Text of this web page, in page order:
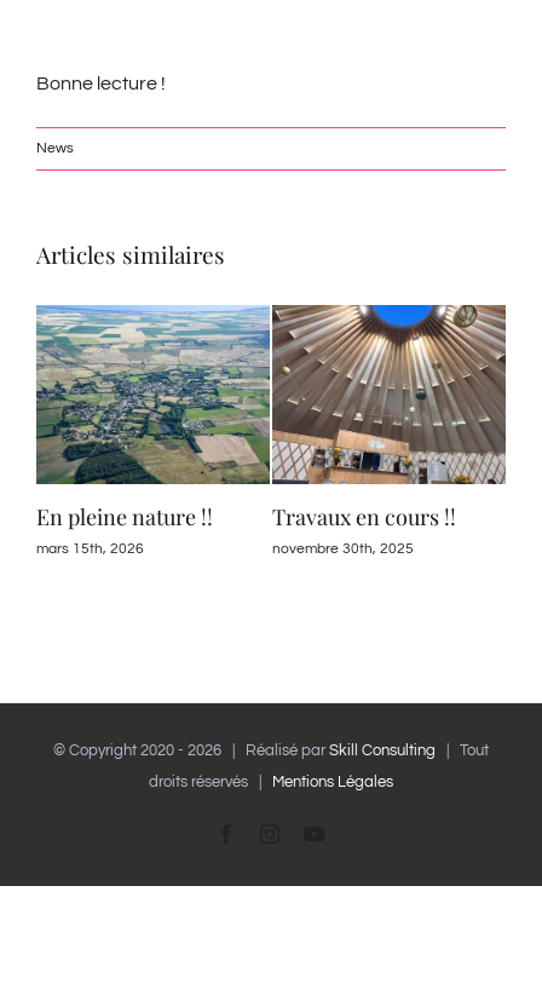
Bonne lecture !
News
Articles similaires
En pleine nature !!
mars 15th, 2026
Travaux en cours !!
novembre 30th, 2025
© Copyright 2020 - 2026 | Réalisé parSkill Consulting | Tout
droits réservés |
Mentions Légales